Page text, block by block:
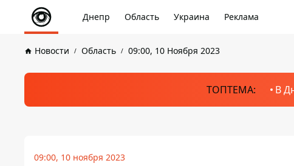
Днепр Область Украина Реклама
Новости Область 09:00, 10 Ноября 2023
ТОПТЕМА: В
09:00, 10 ноября 2023